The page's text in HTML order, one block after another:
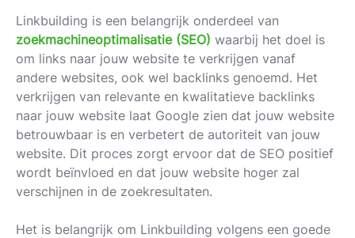
Linkbuilding is een belangrijk onderdeel van
zoekmachineoptimalisatie (SEO) waarbij het doel is
om links naar jouw website te verkrijgen vanaf
andere websites, ook wel backlinks genoemd. Het
verkrijgen van relevante en kwalitatieve backlinks
naar jouw website laat Google zien dat jouw website
betrouwbaar is en verbetert de autoriteit van jouw
website. Dit proces zorgt ervoor dat de SEO positief
wordt beïnvloed en dat jouw website hoger zal
verschijnen in de zoekresultaten.
Het is belangrijk om Linkbuilding volgens een goede